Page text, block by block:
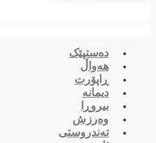
دەستپێک
هەواڵ
ڕاپۆرت
دیمانە
بیروڕا
وەرزش
تەندروستی